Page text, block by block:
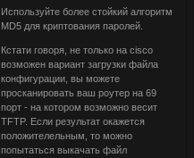
Используйте более стойкий алгоритм
MD5 для криптования паролей.
Кстати говоря, не только на cisco
возможен вариант загрузки файла
конфигурации, вы можете
просканировать ваш роутер на 69
порт - на котором возможно весит
TFTP. Если результат окажется
положителельным, то можно
попытаться выкачать файл